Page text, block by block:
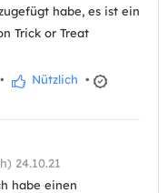
habe, es ist ein
Trick or Treat
• Nützlich •
24.10.21
habe einen